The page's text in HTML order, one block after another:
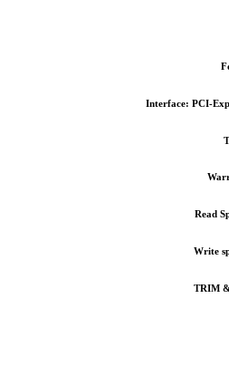
Interface: PCI-
Read
Write
TRIM